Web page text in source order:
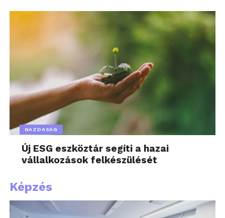
GAZDASÁG
Új ESG eszköztár segíti a hazai
vállalkozások felkészülését
Képzés